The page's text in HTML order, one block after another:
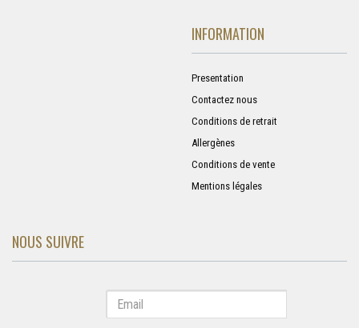
INFORMATION
Presentation
Contactez nous
Conditions de retrait
Allergènes
Conditions de vente
Mentions légales
NOUS SUIVRE